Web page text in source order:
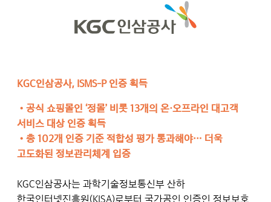
KGC인삼공사, ISMS-P 인증 획득
•공식 쇼핑몰인 ‘정몰’ 비롯 13개의 온·오프라인 대고객
서비스 대상 인증 획득
•총 102개 인증 기준 적합성 평가 통과해야… 더욱
고도화된 정보관리체계 입증
KGC인삼공사는 과학기술정보통신부 산하
한국인터넷진흥원(KISA)로부터 국가공인 인증인 정보보호